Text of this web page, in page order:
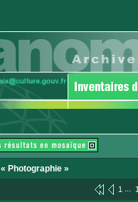
« Photographie »
1 ...